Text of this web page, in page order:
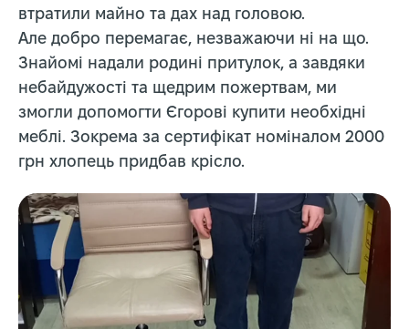
втратили майно та дах над головою.
Але добро перемагає, незважаючи ні на що.
Знайомі надали родині притулок, а завдяки
небайдужості та щедрим пожертвам, ми
змогли допомогти Єгорові купити необхідні
меблі. Зокрема за сертифікат номіналом 2000
грн хлопець придбав крісло.